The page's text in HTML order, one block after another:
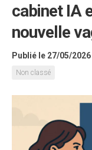
cabinet IA
nouvelle
Publié le 27/05/2026
Non classé